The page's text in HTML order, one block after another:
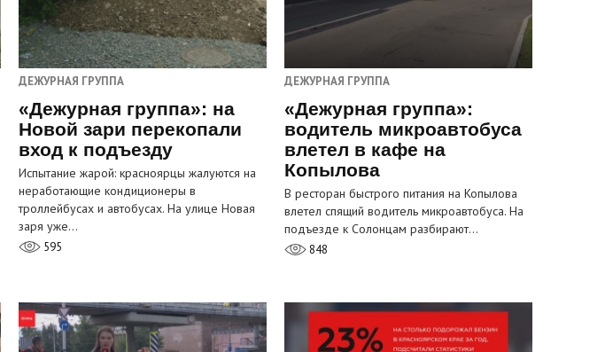
ДЕЖУРНАЯ ГРУППА
«Дежурная группа»: на
Новой зари перекопали
вход к подъезду
Испытание жарой: красноярцы жалуются на
неработающие кондиционеры в
троллейбусах и автобусах. На улице Новая
заря уже…
595
ДЕЖУРНАЯ ГРУППА
«Дежурная группа»:
водитель микроавтобуса
влетел в кафе на
Копылова
В ресторан быстрого питания на Копылова
влетел спящий водитель микроавтобуса. На
подъезде к Солонцам разбирают…
848